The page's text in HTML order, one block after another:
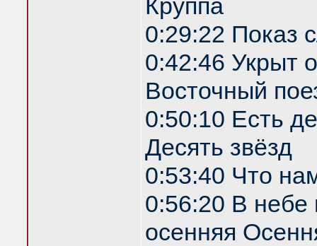
Круппа
0:29:22 Показ
0:42:46 Укрыт
Восточный
0:50:10 Есть
Десять звёзд
0:53:40 Что
0:56:20 В небе
осенняя